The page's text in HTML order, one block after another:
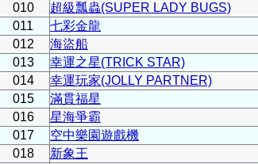
010
超級瓢蟲(SUPER LADY BUGS)
011
七彩金龍
012
海盜船
013
幸運之星(TRICK STAR)
014
幸運玩家(JOLLY PARTNER)
015
滿貫福星
016
星海爭霸
017
空中樂園遊戲機
018
新象王